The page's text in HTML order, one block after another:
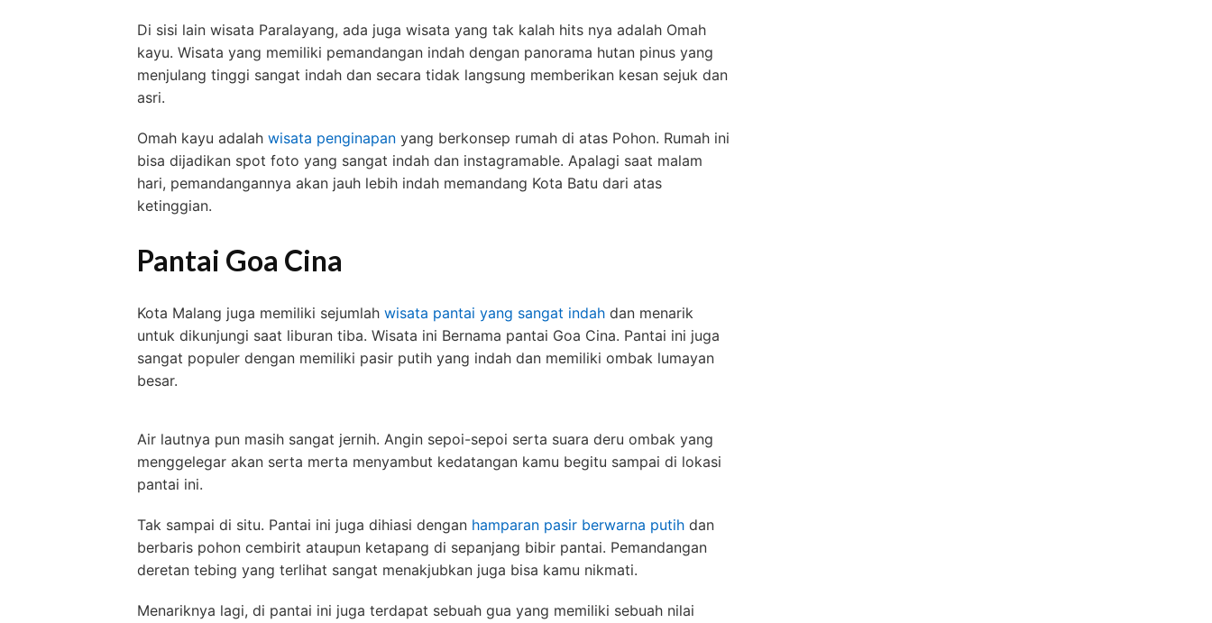
Di sisi lain wisata Paralayang, ada juga wisata yang tak kalah hits nya adalah Omah
kayu. Wisata yang memiliki pemandangan indah dengan panorama hutan pinus yang
menjulang tinggi sangat indah dan secara tidak langsung memberikan kesan sejuk dan
asri.
Omah kayu adalah wisata penginapan yang berkonsep rumah di atas Pohon. Rumah ini
bisa dijadikan spot foto yang sangat indah dan instagramable. Apalagi saat malam
hari, pemandangannya akan jauh lebih indah memandang Kota Batu dari atas
ketinggian.
Pantai Goa Cina
Kota Malang juga memiliki sejumlah wisata pantai yang sangat indah dan menarik
untuk dikunjungi saat liburan tiba. Wisata ini Bernama pantai Goa Cina. Pantai ini juga
sangat populer dengan memiliki pasir putih yang indah dan memiliki ombak lumayan
besar.
Air lautnya pun masih sangat jernih. Angin sepoi-sepoi serta suara deru ombak yang
menggelegar akan serta merta menyambut kedatangan kamu begitu sampai di lokasi
pantai ini.
Tak sampai di situ. Pantai ini juga dihiasi dengan hamparan pasir berwarna putih dan
berbaris pohon cembirit ataupun ketapang di sepanjang bibir pantai. Pemandangan
deretan tebing yang terlihat sangat menakjubkan juga bisa kamu nikmati.
Menariknya lagi, di pantai ini juga terdapat sebuah gua yang memiliki sebuah nilai